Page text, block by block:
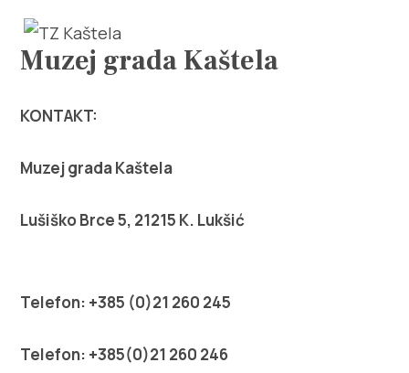
Istraži
Destinacija
Muzej grada Kaštela
KONTAKT:
Muzej grada Kaštela
Lušiško Brce 5, 21215 K. Lukšić
Telefon: +385 (0)21 260 245
Telefon: +385(0)21 260 246